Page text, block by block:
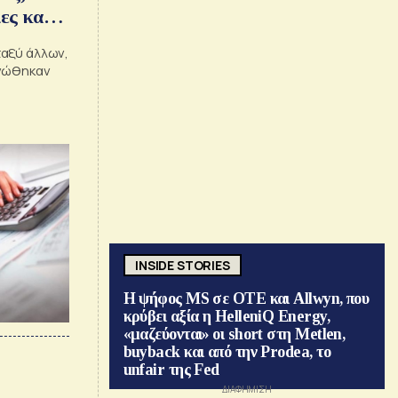
και
άλλων,
INSIDE STORIES
Η ψήφος MS σε ΟΤΕ και Allwyn, που
κρύβει αξία η HelleniQ Energy,
«μαζεύονται» οι short στη Metlen,
buyback και από την Prodea, το
unfair της Fed